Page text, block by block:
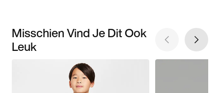
Misschien Vind Je Dit Ook
Leuk